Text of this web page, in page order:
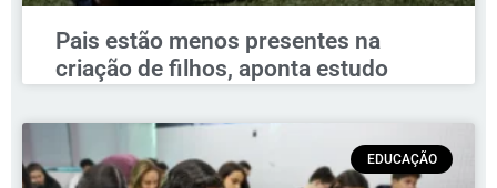
Pais estão menos presentes na
criação de filhos, aponta estudo
EDUCAÇÃO